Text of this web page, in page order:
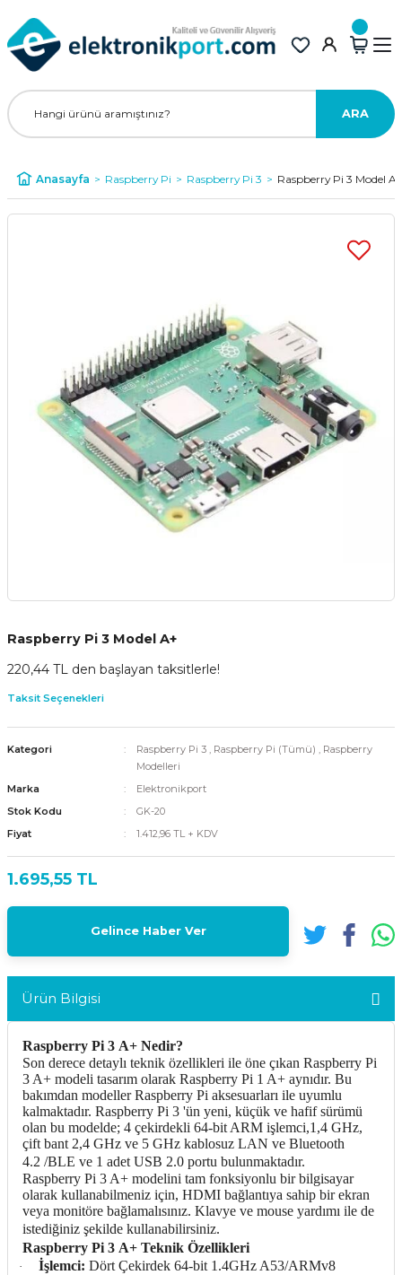
ARA
Anasayfa Raspberry Pi Raspberry Pi 3 Raspberry Pi 3 Model A+
Raspberry Pi 3 Model A+
220,44 TL den başlayan taksitlerle!
Taksit Seçenekleri
Kategori Raspberry Pi 3 , Raspberry Pi (Tümü) , Raspberry
Modelleri
Marka
Elektronikport
Stok Kodu
GK-20
Fiyat
1.412,96 TL + KDV
1.695,55 TL
Gelince Haber Ver
Ürün Bilgisi
Raspberry Pi 3 A+ Nedir?
Son derece detaylı teknik özellikleri ile öne çıkan Raspberry Pi
3 A+ modeli tasarım olarak Raspberry Pi 1 A+ aynıdır. Bu
bakımdan modeller Raspberry Pi aksesuarları ile uyumlu
kalmaktadır. Raspberry Pi 3 'ün yeni, küçük ve hafif sürümü
olan bu modelde; 4 çekirdekli 64-bit ARM işlemci,1,4 GHz,
çift bant 2,4 GHz ve 5 GHz kablosuz LAN ve Bluetooth
4.2 /BLE ve 1 adet USB 2.0 portu bulunmaktadır.
Raspberry Pi 3 A+ modelini tam fonksiyonlu bir bilgisayar
olarak kullanabilmeniz için, HDMI bağlantıya sahip bir ekran
veya monitöre bağlamalısınız. Klavye ve mouse yardımı ile de
istediğiniz şekilde kullanabilirsiniz.
Raspberry Pi 3 A+ Teknik Özellikleri
· İşlemci: Dört Çekirdek 64-bit 1.4GHz A53/ARMv8